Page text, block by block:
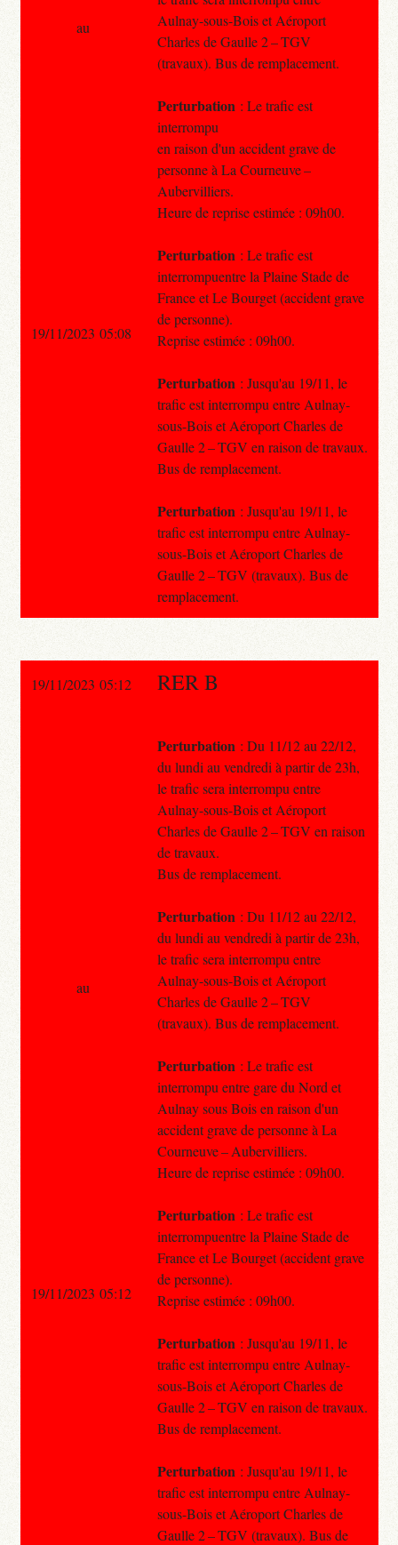
Aulnay-sous-Bois et Aéroport
Charles de Gaulle 2 – TGV
(travaux). Bus de remplacement.
Perturbation : Le trafic est
interrompu
en raison d'un accident grave de
personne à La Courneuve –
Aubervilliers.
Heure de reprise estimée : 09h00.
Perturbation : Le trafic est
interrompuentre la Plaine Stade de
France et Le Bourget (accident grave
de personne).
Reprise estimée : 09h00.
Perturbation : Jusqu'au 19/11, le
trafic est interrompu entre Aulnay-
sous-Bois et Aéroport Charles de
Gaulle 2 – TGV en raison de travaux.
Bus de remplacement.
Perturbation : Jusqu'au 19/11, le
trafic est interrompu entre Aulnay-
sous-Bois et Aéroport Charles de
Gaulle 2 – TGV (travaux). Bus de
remplacement.
au
19/11/2023 05:08
19/11/2023 05:12 RER B
Perturbation : Du 11/12 au 22/12,
du lundi au vendredi à partir de 23h,
le trafic sera interrompu entre
Aulnay-sous-Bois et Aéroport
Charles de Gaulle 2 – TGV en raison
de travaux.
Bus de remplacement.
Perturbation : Du 11/12 au 22/12,
du lundi au vendredi à partir de 23h,
le trafic sera interrompu entre
Aulnay-sous-Bois et Aéroport
Charles de Gaulle 2 – TGV
(travaux). Bus de remplacement.
Perturbation : Le trafic est
interrompu entre gare du Nord et
Aulnay sous Bois en raison d'un
accident grave de personne à La
Courneuve – Aubervilliers.
Heure de reprise estimée : 09h00.
Perturbation : Le trafic est
interrompuentre la Plaine Stade de
France et Le Bourget (accident grave
de personne).
Reprise estimée : 09h00.
Perturbation : Jusqu'au 19/11, le
trafic est interrompu entre Aulnay-
sous-Bois et Aéroport Charles de
Gaulle 2 – TGV en raison de travaux.
Bus de remplacement.
Perturbation : Jusqu'au 19/11, le
trafic est interrompu entre Aulnay-
sous-Bois et Aéroport Charles de
Gaulle 2 – TGV (travaux). Bus de
au
19/11/2023 05:12